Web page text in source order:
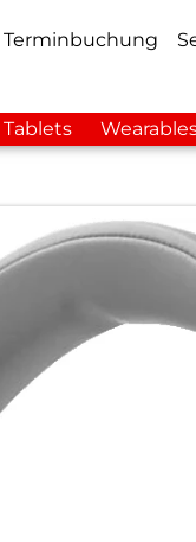
Terminbuchung
Tablets